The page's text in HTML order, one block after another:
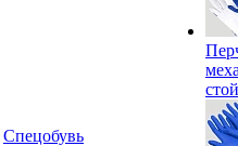
Спецобувь